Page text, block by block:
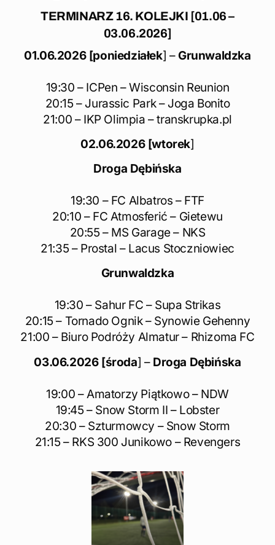
TERMINARZ 16. KOLEJKI [01.06 –
03.06.2026]
01.06.2026 [poniedziałek] – Grunwaldzka
19:30 – ICPen – Wisconsin Reunion
20:15 – Jurassic Park – Joga Bonito
21:00 – IKP Olimpia – transkrupka.pl
02.06.2026 [wtorek]
Droga Dębińska
19:30 – FC Albatros – FTF
20:10 – FC Atmosferić – Gietewu
20:55 – MS Garage – NKS
21:35 – Prostal – Lacus Stoczniowiec
Grunwaldzka
19:30 – Sahur FC – Supa Strikas
20:15 – Tornado Ognik – Synowie Gehenny
21:00 – Biuro Podróży Almatur – Rhizoma FC
03.06.2026 [środa] – Droga Dębińska
19:00 – Amatorzy Piątkowo – NDW
19:45 – Snow Storm II – Lobster
20:30 – Szturmowcy – Snow Storm
21:15 – RKS 300 Junikowo – Revengers